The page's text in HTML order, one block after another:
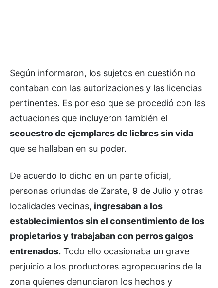
Según informaron, los sujetos en cuestión no
contaban con las autorizaciones y las licencias
pertinentes. Es por eso que se procedió con las
actuaciones que incluyeron también el
secuestro de ejemplares de liebres sin vida
que se hallaban en su poder.
De acuerdo lo dicho en un parte oficial,
personas oriundas de Zarate, 9 de Julio y otras
localidades vecinas, ingresaban a los
establecimientos sin el consentimiento de los
propietarios y trabajaban con perros galgos
entrenados. Todo ello ocasionaba un grave
perjuicio a los productores agropecuarios de la
zona quienes denunciaron los hechos y